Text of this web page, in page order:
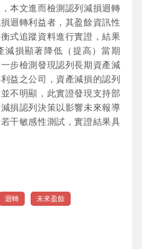
本文進而檢測認列減損迴轉
迴轉利益者，其盈餘資訊性
式追蹤資料進行實證，結果
減損顯著降低（提高）當期
步檢測發現認列長期資產減
益之公司，資產減損的認列
不明顯，此實證發現支持部
損認列決策以影響未來報導
干敏感性測試，實證結果具
迴轉 未來盈餘